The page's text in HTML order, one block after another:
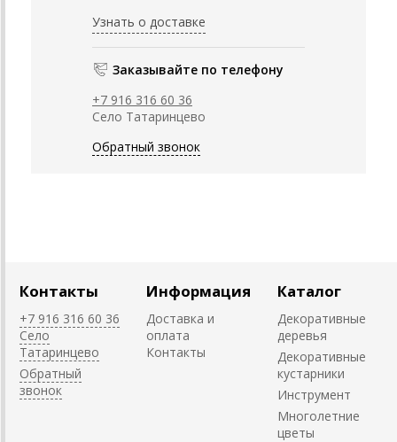
Узнать о доставке
Заказывайте по телефону
+7 916 316 60 36
Село Татаринцево
Обратный звонок
Контакты
+7 916 316 60 36
Село
Татаринцево
Обратный
звонок
Информация
Доставка и
оплата
Контакты
Каталог
Декоративные
деревья
Декоративные
кустарники
Инструмент
Многолетние
цветы